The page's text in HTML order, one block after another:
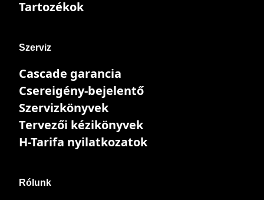
Tartozékok
Szerviz
Cascade garancia
Csereigény-bejelentő
Szervizkönyvek
Tervezői kézikönyvek
H-Tarifa nyilatkozatok
Rólunk